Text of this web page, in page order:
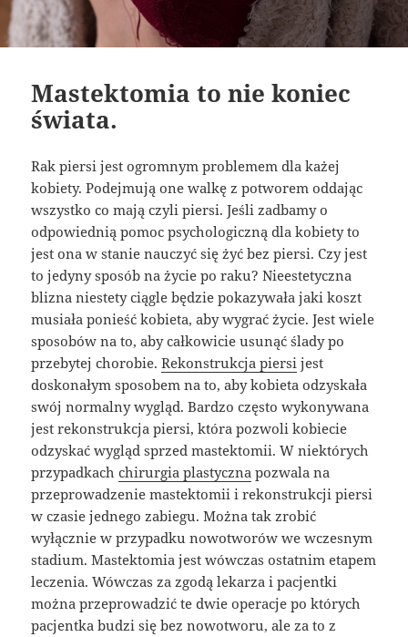
Mastektomia to nie koniec
świata.
Rak piersi jest ogromnym problemem dla każej
kobiety. Podejmują one walkę z potworem oddając
wszystko co mają czyli piersi. Jeśli zadbamy o
odpowiednią pomoc psychologiczną dla kobiety to
jest ona w stanie nauczyć się żyć bez piersi. Czy jest
to jedyny sposób na życie po raku? Nieestetyczna
blizna niestety ciągle będzie pokazywała jaki koszt
musiała ponieść kobieta, aby wygrać życie. Jest wiele
sposobów na to, aby całkowicie usunąć ślady po
przebytej chorobie.Rekonstrukcja piersi jest
doskonałym sposobem na to, aby kobieta odzyskała
swój normalny wygląd. Bardzo często wykonywana
jest rekonstrukcja piersi, która pozwoli kobiecie
odzyskać wygląd sprzed mastektomii. W niektórych
przypadkachchirurgia plastyczna pozwala na
przeprowadzenie mastektomii i rekonstrukcji piersi
w czasie jednego zabiegu. Można tak zrobić
wyłącznie w przypadku nowotworów we wczesnym
stadium. Mastektomia jest wówczas ostatnim etapem
leczenia. Wówczas za zgodą lekarza i pacjentki
można przeprowadzić te dwie operacje po których
pacjentka budzi się bez nowotworu, ale za to z